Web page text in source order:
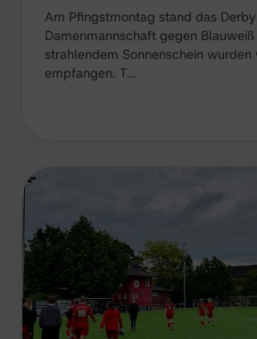
Am Pfingstmontag stand das
Damenmannschaft gegen Blauweiß
strahlendem Sonnenschein wurden
empfangen. T…